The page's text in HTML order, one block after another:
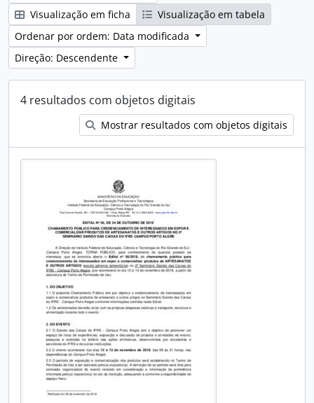
Visualização em ficha
Visualização em tabela
Ordenar por ordem: Data modificada
Direção: Descendente
4 resultados com objetos digitais
Mostrar resultados com objetos digitais